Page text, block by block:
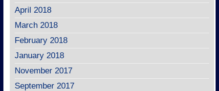
April 2018
March 2018
February 2018
January 2018
November 2017
September 2017